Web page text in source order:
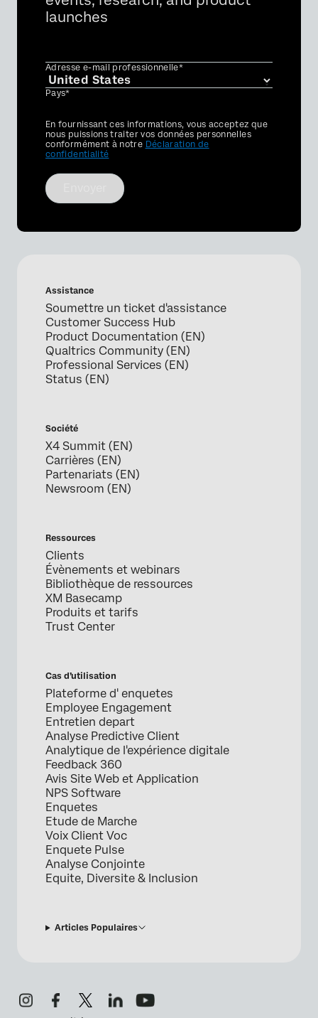
launches
Adresse e-mail professionnelle*
Pays*
Privacy
Optin
En fournissant ces informations, vous acceptez que
nous puissions traiter vos données personnelles
conformément à notre Déclaration de
confidentialité
Assistance
Soumettre un ticket d'assistance
Customer Success Hub
Product Documentation (EN)
Qualtrics Community (EN)
Professional Services (EN)
Status (EN)
Société
X4 Summit (EN)
Carrières (EN)
Partenariats (EN)
Newsroom (EN)
Ressources
Clients
Évènements et webinars
Bibliothèque de ressources
XM Basecamp
Produits et tarifs
Trust Center
Cas d’utilisation
Plateforme d' enquetes
Employee Engagement
Entretien depart
Analyse Predictive Client
Analytique de l'expérience digitale
Feedback 360
Avis Site Web et Application
NPS Software
Enquetes
Etude de Marche
Voix Client Voc
Enquete Pulse
Analyse Conjointe
Equite, Diversite & Inclusion
Articles Populaires